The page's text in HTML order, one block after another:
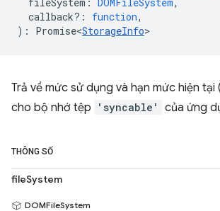
callback? : function,
) : Promise<StorageInfo>
Trả về mức sử dụng và hạn mức hiện
cho bộ nhớ tệp
'syncable' của ứng
THÔNG SỐ
fileSystem
DOMFileSystem